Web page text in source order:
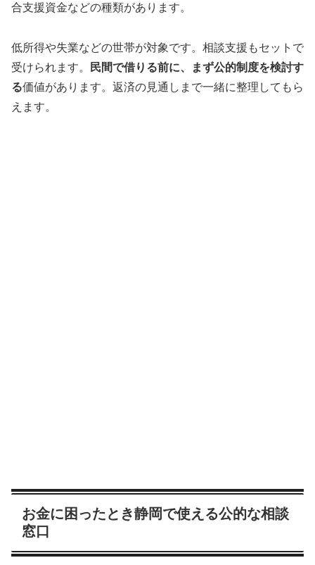
合支援資金などの種類があります。
低所得や失業などの世帯が対象です。相談支援もセットで
受けられます。
民間で借りる前に、まず公的制度を検討す
る価値があります。返済の見通しまで一緒に整理してもら
えます。
お金に困ったとき静岡で使える公的な相談
窓口